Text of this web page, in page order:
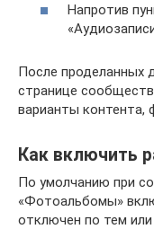
Напротив
После проделанных
странице
варианты контента,
Как включить
По умолчанию при
«Фотоальбомы»
отключен по тем